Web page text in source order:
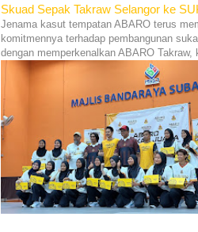
Skuad Sepak Takraw Selangor ke
Jenama kasut tempatan ABARO terus
komitmennya terhadap pembangunan
dengan memperkenalkan ABARO Takraw,